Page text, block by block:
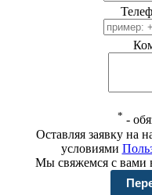
* -
Оставляя заявку на
условиями
Мы свяжемся с вами